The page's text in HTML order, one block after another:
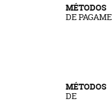
MÉTODOS
DE
MÉTODOS
DE